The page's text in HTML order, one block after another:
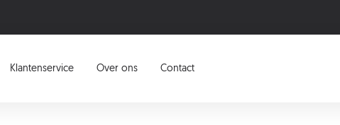
Klantenservice Over ons Contact